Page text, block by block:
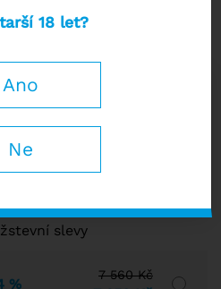
−
slevy
%
7 560 Kč
18 let?
Ano
Ne